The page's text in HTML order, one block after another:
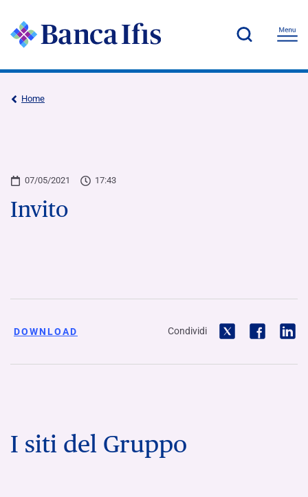
Home
07/05/2021 17:43
Invito
DOWNLOAD Condividi
I siti del Gruppo